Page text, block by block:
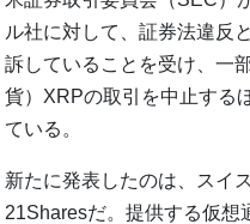
ル社に対して、証券法違反
訴していることを受け、一
貨）XRPの取引を中止する
ている。
新たに発表したのは、スイ
21Sharesだ。提供する仮想